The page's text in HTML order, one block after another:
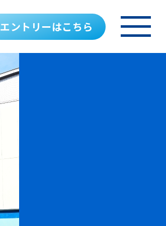
エントリーはこちら